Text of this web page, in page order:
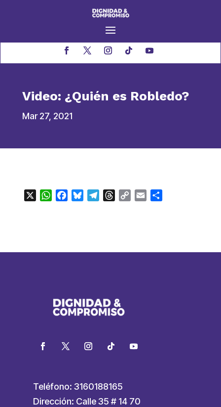
Video: ¿Quién es Robledo?
Mar 27, 2021
WhatsAppFacebookBlueskyTelegramThreads
Copy
Email
Teléfono: 3160188165
Dirección: Calle 35 # 14 70